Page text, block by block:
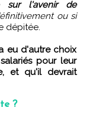
sur l'avenir de
ou si
dépitée.
eu d'autre choix
pour leur
et qu'il devrait
?